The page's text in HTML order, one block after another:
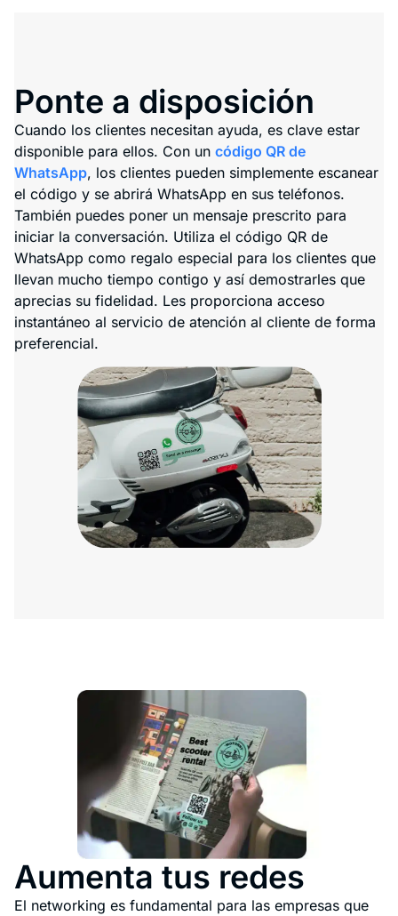
Ponte a disposición
Cuando los clientes necesitan ayuda, es clave estar
disponible para ellos. Con un código QR de
WhatsApp, los clientes pueden simplemente escanear
el código y se abrirá WhatsApp en sus teléfonos.
También puedes poner un mensaje prescrito para
iniciar la conversación. Utiliza el código QR de
WhatsApp como regalo especial para los clientes que
llevan mucho tiempo contigo y así demostrarles que
aprecias su fidelidad. Les proporciona acceso
instantáneo al servicio de atención al cliente de forma
preferencial.
Aumenta tus redes
El networking es fundamental para las empresas que